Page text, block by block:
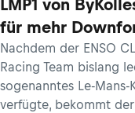
LMP1 von
für mehr
Nachdem der ENSO
Racing Team bislang
sogenanntes Le-
verfügte, bekommt